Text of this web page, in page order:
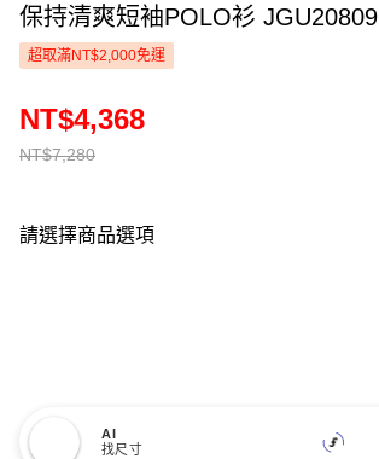
保持清爽短袖POLO衫 JGU20809
超取滿NT$2,000免運
NT$7,280
NT$4,368
請選擇商品選項
AI
找尺寸